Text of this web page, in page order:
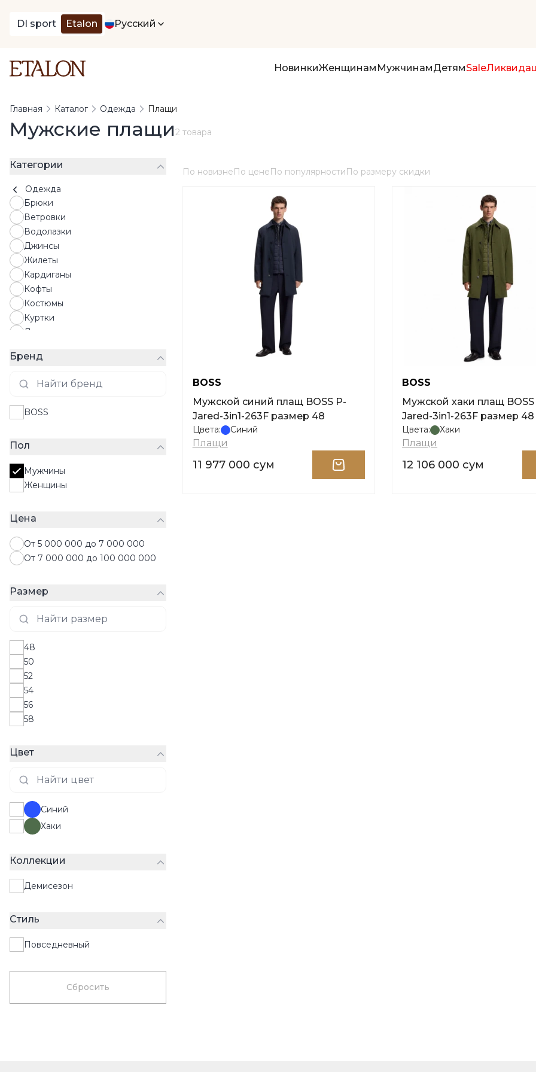
DI sport Etalon Русский
НовинкиЖенщинам МужчинамДетямSale
Главная Каталог Одежда Плащи
Мужские плащи2 товара
Категории
Одежда
Брюки
Ветровки
Водолазки
Джинсы
Жилеты
Кардиганы
Кофты
Костюмы
Куртки
Лонгсливы
Нижнее белье
Пиджаки
Плавки
Поло
Рубашки
Свитера
Толстовки
Халаты
Худи
Бренд
BOSS
Пол
Мужчины
Женщины
Цена
От 5 000 000 до 7 000 000
От 7 000 000 до 100 000 000
Размер
48
50
52
54
56
58
Цвет
Синий
Хаки
Коллекции
Демисезон
Стиль
Повседневный
Сбросить
По новизнеПо ценеПо популярностиПо размеру скидки
BOSS
Мужской синий плащ BOSS P-
Jared-3in1-263F размер 48
Цвета: Синий
Плащи
11 977 000 сум
BOSS
Мужской хаки плащ BOSS
Jared-3in1-263F размер 48
Цвета: Хаки
Плащи
12 106 000 сум